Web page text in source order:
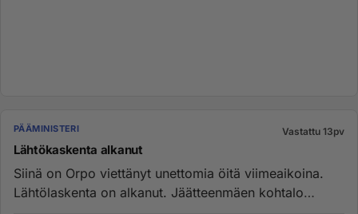
PÄÄMINISTERI Vastattu 13pv
Lähtökaskenta alkanut
Siinä on Orpo viettänyt unettomia öitä viimeaikoina.
Lähtölaskenta on alkanut. Jäätteenmäen kohtalo